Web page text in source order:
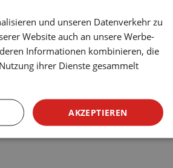
CATALAN
ITALIAN
und unseren Datenverkehr zu
Website auch an unsere Werbe-
Informationen kombinieren, die
ihrer Dienste gesammelt
AKZEPTIEREN